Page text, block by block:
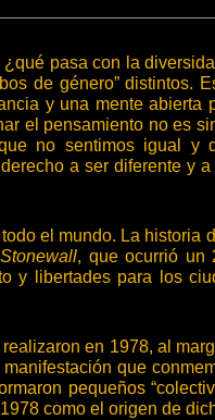
pasa con la
de género” distintos.
y una mente
el pensamiento no es
no sentimos igual y
a ser diferente y
el mundo. La historia
Stonewall, que ocurrió un
y libertades para los
en 1978, al
que
pequeños
como el origen de